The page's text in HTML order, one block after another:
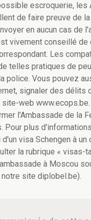
escroquerie, les
de faire preuve de
en aucun cas de
vivement conseillé de
Les
telles pratiques de
police. Vous pouvez
signaler des délits
web
l'Ambassade de la
Pour plus
visa Schengen à un
la rubrique « visas-
à Moscou
site diplobel.be).